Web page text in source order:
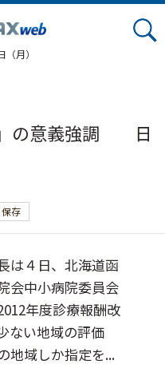
月）
」の意義強調 日
保存
は４日、北海道函
会中小病院委員会
年度診療報酬改
ない地域の評価
地域しか指定を...